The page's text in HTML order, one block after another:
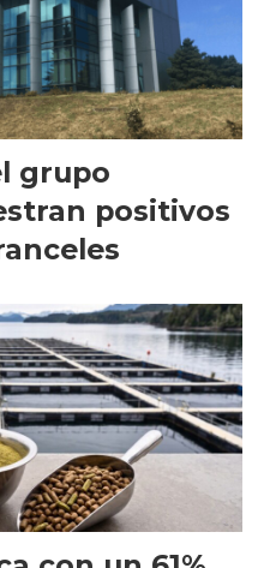
grupo
positivos